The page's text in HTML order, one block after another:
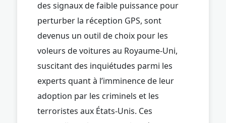
des signaux de faible puissance pour
perturber la réception GPS, sont
devenus un outil de choix pour les
voleurs de voitures au Royaume-Uni,
suscitant des inquiétudes parmi les
experts quant à l’imminence de leur
adoption par les criminels et les
terroristes aux États-Unis. Ces